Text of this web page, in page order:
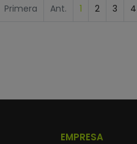
Primera Ant. 1 2 3 4
EMPRESA